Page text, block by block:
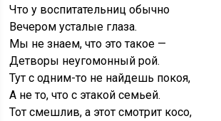
Что у воспитательниц обычно
Вечером усталые глаза.
Мы не знаем, что это такое —
Детворы неугомонный рой.
Тут с одним-то не найдешь покоя,
А не то, что с этакой семьей.
Тот смешлив, а этот смотрит косо,